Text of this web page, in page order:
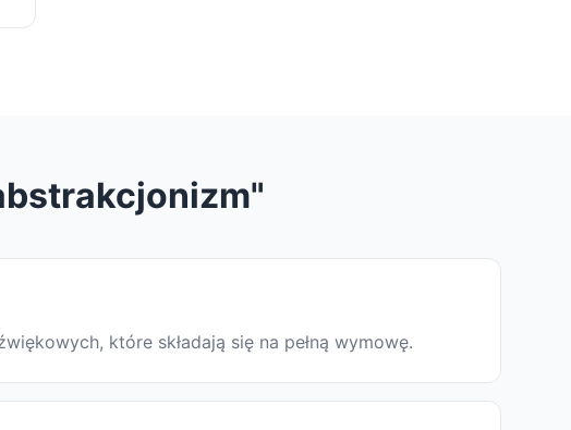
które składają się na pełną wymowę.